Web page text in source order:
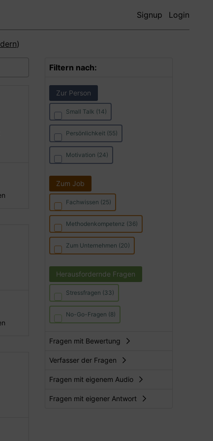
Signup Login
)
Filtern nach:
Zur Person
Small Talk (14)
Persönlichkeit (55)
Motivation (24)
Zum Job
Fachwissen (25)
Methodenkompetenz (36)
Zum Unternehmen (20)
Herausfordernde Fragen
Stressfragen (33)
No-Go-Fragen (8)
Fragen mit Bewertung
Verfasser der Fragen
Fragen mit eigenem Audio
Fragen mit eigener Antwort